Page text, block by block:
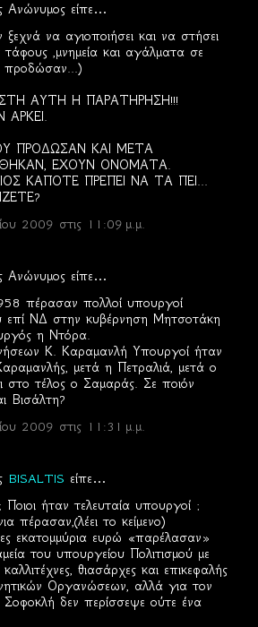
Ανώνυμος είπε…
ξεχνά να αγιοποιήσει και να στήσει
τάφους ,μνημεία και αγάλματα σε
προδώσαν...)
ΑΥΤΗ Η ΠΑΡΑΤΗΡΗΣΗ!!!
ΠΡΟΔΩΣΑΝ ΚΑΙ ΜΕΤΑ
ΕΧΟΥΝ ΟΝΟΜΑΤΑ.
ΚΑΠΟΤΕ ΠΡΕΠΕΙ ΝΑ ΤΑ ΠΕΙ...
2009 στις 11:09 μ.μ.
Ανώνυμος είπε…
πέρασαν πολλοί υπουργοί
επί ΝΔ στην κυβέρνηση Μητσοτάκη
η Ντόρα.
Κ. Καραμανλή Υπουργοί ήταν
μετά η Πετραλιά, μετά ο
στο τέλος ο Σαμαράς. Σε ποιόν
Βισάλτη?
2009 στις 11:31 μ.μ.
BISALTIS είπε…
ήταν τελευταία υπουργοί ;
πέρασαν,(λέει το κείμενο)
εκατομμύρια ευρώ «παρέλασαν»
του υπουργείου Πολιτισμού με
θιασάρχες και επικεφαλής
Οργανώσεων, αλλά για τον
δεν περίσσεψε ούτε ένα